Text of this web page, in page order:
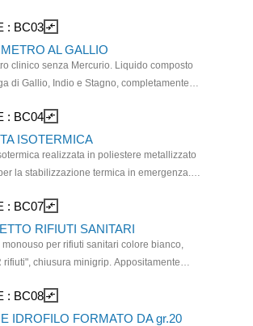
e erogatore.
di cassette del pronto soccorso.
: BC03 compare_arrows
AL GALLIO
clinico senza Mercurio. Liquido composto
di Gallio, Indio e Stagno, completamente
Di facile lettura, basta tenerlo in contatto
di cui si vuole misurare la temperatura. 1
in astuccio singolo.
: BC04 compare_arrows
ISOTERMICA
realizzata in poliestere metallizzato
la stabilizzazione termica in emergenza.
(lato oro interno) in incidenti, traumi,
alpino e sport endurance. Coperta
di plastica. Dispositivo medico CE.
: BC07 compare_arrows
RIFIUTI SANITARI
monouso per rifiuti sanitari colore bianco,
chiusura minigrip. Appositamente
sanitarie. Realizzato in
ed impermeabile per prevenire
: BC08 compare_arrows
IDROFILO FORMATO DA gr.20